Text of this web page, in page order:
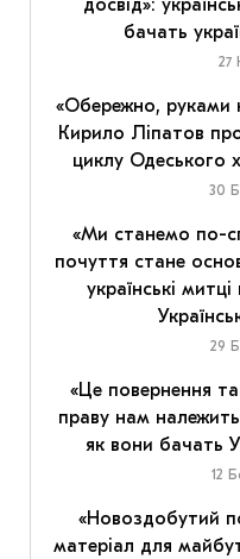
досвід»:
бачать
27
«Обережно, руками
Кирило Ліпатов
циклу Одеського
30
«Ми станемо по-
почуття стане
українські
29
«Це повернення
праву нам
як вони бачать
12
«Новоздобутий
матеріал для